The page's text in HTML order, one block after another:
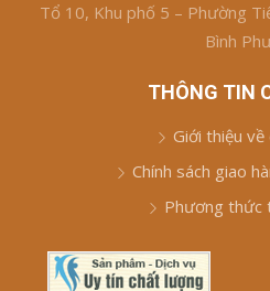
Tổ 10, Khu phố 5 – Phường
Bình
THÔNG TIN
Giới thiệu về
Chính sách giao
Phương thức